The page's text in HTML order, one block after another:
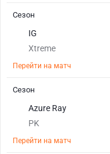
IG
Xtreme
Перейти на матч
Сезон
Azure Ray
PK
Перейти на матч
Сезон